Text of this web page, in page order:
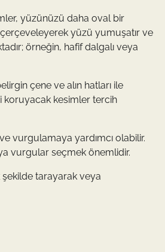
yüzünüzü daha oval bir
yüzü yumuşatır ve
örneğin, hafif dalgalı veya
çene ve alın hatları ile
koruyacak kesimler tercih
vurgulamaya yardımcı olabilir.
vurgular seçmek önemlidir.
şekilde tarayarak veya